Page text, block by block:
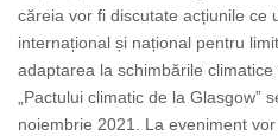
căreia vor fi discutate acțiunile ce
internațional și național pentru
adaptarea la schimbările
„Pactului climatic de la Glasgow”
noiembrie 2021. La eveniment